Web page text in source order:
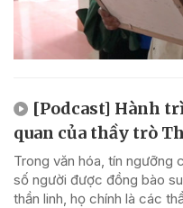
[Podcast] Hành
quan của thầy trò
Trong văn hóa, tín ngưỡng
số người được đồng bào
thần linh, họ chính là các